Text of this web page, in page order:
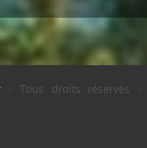
- Tous droits réservés -